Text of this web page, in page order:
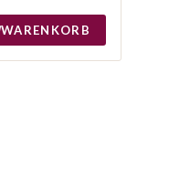
WARENKORB